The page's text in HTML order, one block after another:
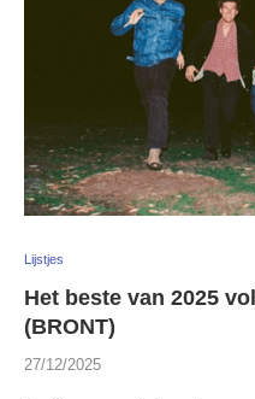
Lijstjes
Het beste van 2025
(BRONT)
27/12/2025